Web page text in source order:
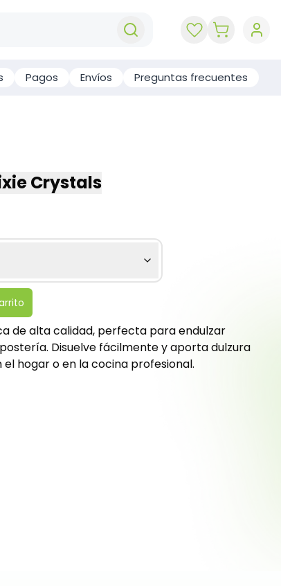
Pagos Envíos Preguntas frecuentes
Crystals
de alta calidad, perfecta para endulzar
Disuelve fácilmente y aporta dulzura
el hogar o en la cocina profesional.